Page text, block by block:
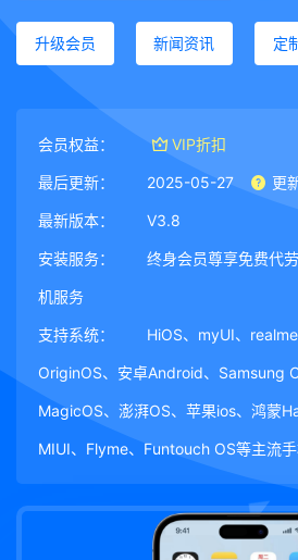
升级会员 新闻资讯 定
会员权益： VIP折扣
最后更新： 2025-05-27 更
最新版本： V3.8
安装服务： 终身会员尊享免费代
机服务
支持系统： HiOS、myUI、realme
OriginOS、安卓Android、Samsung
MagicOS、澎湃OS、苹果ios、鸿蒙
MIUI、Flyme、Funtouch OS等主流